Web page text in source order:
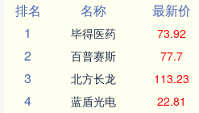
排名
名称 最新价
1
毕得医药 73.92
2 百普赛斯 77.7
3 北方长龙 113.23
4 蓝盾光电 22.81